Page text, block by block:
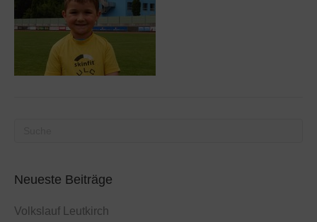
Neueste Beiträge
Volkslauf Leutkirch